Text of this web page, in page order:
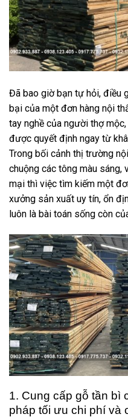
Đã bao giờ bạn tự hỏi, điều
bại của một đơn hàng nội
tay nghề của người thợ
được quyết định ngay từ
Trong bối cảnh thị trường
chuộng các tông màu sáng,
mại thì việc tìm kiếm một
xưởng sản xuất uy tín, ổn
luôn là bài toán sống còn
1. Cung cấp gỗ tần bì
pháp tối ưu chi phí và